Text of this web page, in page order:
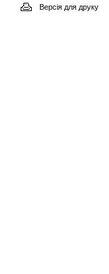
Версія для друку